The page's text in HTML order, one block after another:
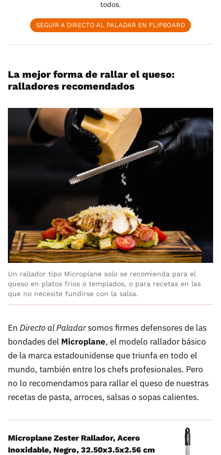
todos.
SEGUIR A DIRECTO AL PALADAR EN FLIPBOARD
La mejor forma de rallar el queso:
ralladores recomendados
Un rallador tipo Microplane solo se recomienda para el
queso en platos fríos o templados, o para recetas en las
que no necesite fundirse con la salsa.
En Directo al Paladarsomos firmes defensores de las
bondades del Microplane, el modelo rallador básico
de la marca estadounidense que triunfa en todo el
mundo, también entre los chefs profesionales. Pero
no lo recomendamos para rallar el queso de nuestras
recetas de pasta, arroces, salsas o sopas calientes.
Microplane Zester Rallador, Acero
Inoxidable, Negro, 32.50x3.5x2.56 cm